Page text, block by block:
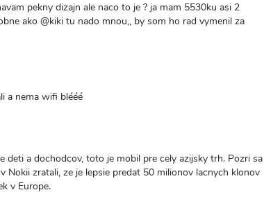
pekny dizajn ale naco to je ? ja mam 5530ku asi 2
ako @kiki tu nado mnou,, by som ho rad vymenil za
a nema wifi blééé
deti a dochodcov, toto je mobil pre cely azijsky trh. Pozri sa
Nokii zratali, ze je lepsie predat 50 milionov lacnych klonov
v Europe.